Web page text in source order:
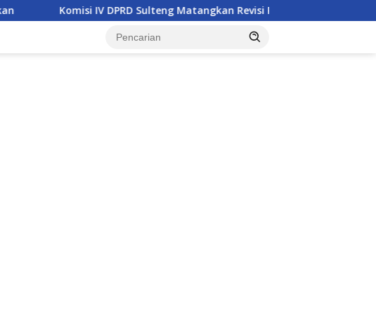
Komisi IV DPRD Sulteng Matangkan Revisi Perda Kesehatan